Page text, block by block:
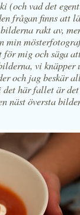
(och vad det
frågan finns att
rakt av,
min
mig och säga
vi knäpper
och jag beskär
det här fallet är
näst översta